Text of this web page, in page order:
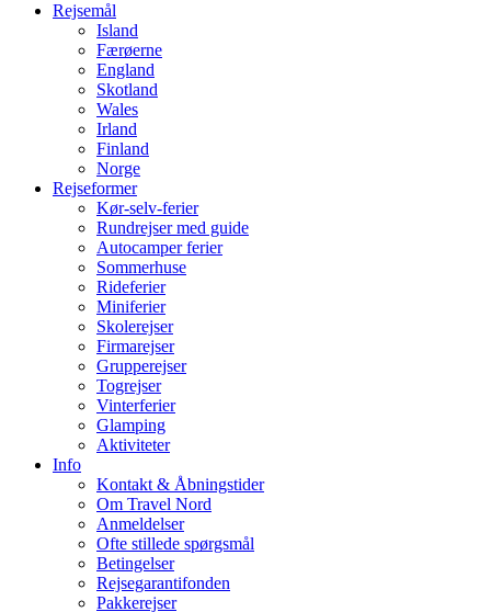
Rejsemål
Island
Færøerne
England
Skotland
Wales
Irland
Finland
Norge
Rejseformer
Kør-selv-ferier
Rundrejser med guide
Autocamper ferier
Sommerhuse
Rideferier
Miniferier
Skolerejser
Firmarejser
Grupperejser
Togrejser
Vinterferier
Glamping
Aktiviteter
Info
Kontakt & Åbningstider
Om Travel Nord
Anmeldelser
Ofte stillede spørgsmål
Betingelser
Rejsegarantifonden
Pakkerejser